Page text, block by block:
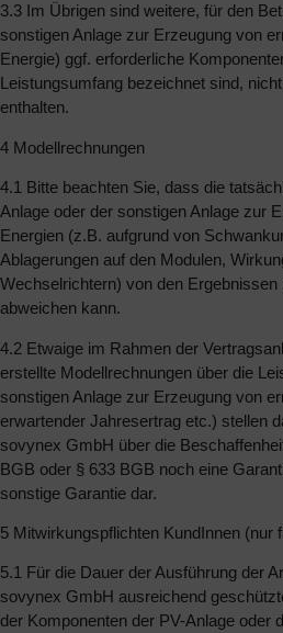
3.3 Im Übrigen sind weitere, für den
sonstigen Anlage zur Erzeugung von
Energie) ggf. erforderliche
Leistungsumfang bezeichnet sind,
enthalten.
4 Modellrechnungen
4.1 Bitte beachten Sie, dass die
Anlage oder der sonstigen Anlage zur
Energien (z.B. aufgrund von
Ablagerungen auf den Modulen,
Wechselrichtern) von den Ergebnissen
abweichen kann.
4.2 Etwaige im Rahmen der
erstellte Modellrechnungen über die
sonstigen Anlage zur Erzeugung von
erwartender Jahresertrag etc.) stellen
sovynex GmbH über die
BGB oder § 633 BGB noch eine
sonstige Garantie dar.
5 Mitwirkungspflichten KundInnen (nur
5.1 Für die Dauer der Ausführung der
sovynex GmbH ausreichend
der Komponenten der PV-Anlage oder